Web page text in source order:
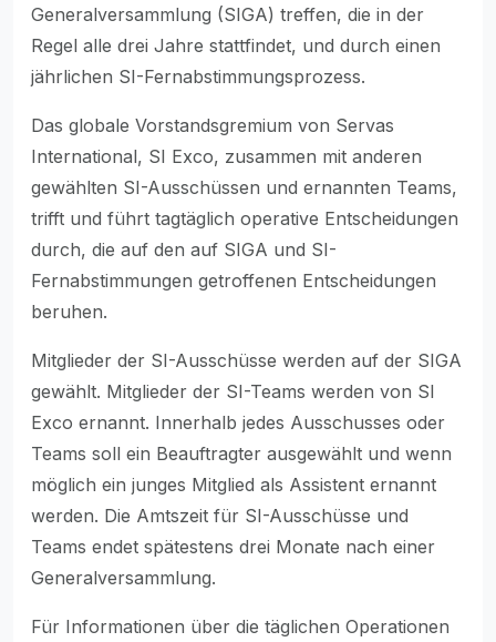
Generalversammlung (SIGA) treffen, die in der
Regel alle drei Jahre stattfindet, und durch einen
jährlichen SI-Fernabstimmungsprozess.
Das globale Vorstandsgremium von Servas
International, SI Exco, zusammen mit anderen
gewählten SI-Ausschüssen und ernannten Teams,
trifft und führt tagtäglich operative Entscheidungen
durch, die auf den auf SIGA und SI-
Fernabstimmungen getroffenen Entscheidungen
beruhen.
Mitglieder der SI-Ausschüsse werden auf der SIGA
gewählt. Mitglieder der SI-Teams werden von SI
Exco ernannt. Innerhalb jedes Ausschusses oder
Teams soll ein Beauftragter ausgewählt und wenn
möglich ein junges Mitglied als Assistent ernannt
werden. Die Amtszeit für SI-Ausschüsse und
Teams endet spätestens drei Monate nach einer
Generalversammlung.
Für Informationen über die täglichen Operationen